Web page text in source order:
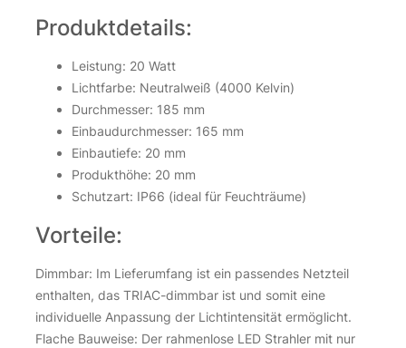
Produktdetails:
Leistung: 20 Watt
Lichtfarbe: Neutralweiß (4000 Kelvin)
Durchmesser: 185 mm
Einbaudurchmesser: 165 mm
Einbautiefe: 20 mm
Produkthöhe: 20 mm
Schutzart: IP66 (ideal für Feuchträume)
Vorteile:
Dimmbar: Im Lieferumfang ist ein passendes Netzteil
enthalten, das TRIAC-dimmbar ist und somit eine
individuelle Anpassung der Lichtintensität ermöglicht.
Flache Bauweise: Der rahmenlose LED Strahler mit nur